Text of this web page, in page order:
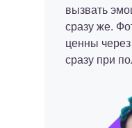
вызвать
сразу же.
ценны через
сразу при